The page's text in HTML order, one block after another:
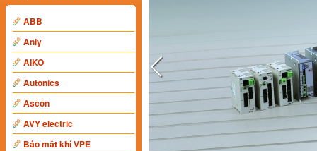
ABB
Anly
AIKO
Autonics
Ascon
AVY electric
Báo mất khí VPE